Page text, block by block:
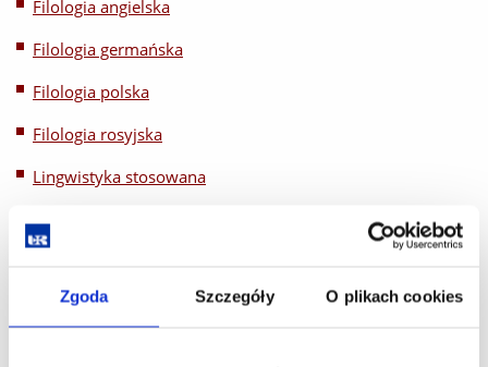
Zgoda Szczegóły O plikach cookies
Filologia angielska
Filologia germańska
Filologia polska
Filologia rosyjska
Lingwistyka stosowana
Logopedia z nauczaniem języka polskiego jako obcego
Nauczanie języków obcych – język angielski i rosyjski